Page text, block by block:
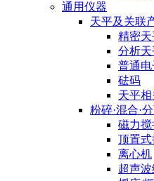
通用仪器
天平及关联
精密天
分析天
普通
砝码
天平
粉碎·混合·
磁力搅
顶置
离心机
超声